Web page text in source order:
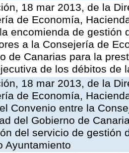
18 mar 2013, de la
de Economía,
encomienda de gestión
a la Consejería de
de Canarias para la
de los débitos de
18 mar 2013, de la
de Economía,
Convenio entre la
del Gobierno de
del servicio de gestión
Ayuntamiento